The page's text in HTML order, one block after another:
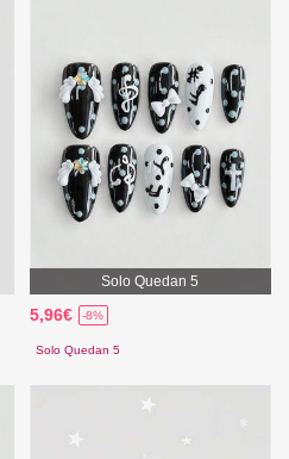
Solo Quedan 5
5,96€ -8%
Solo Quedan 5